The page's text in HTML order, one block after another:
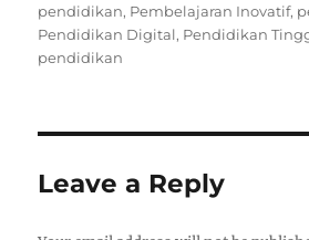
on
pendidikan, Pembelajaran Inovatif,
Pendidikan Digital, Pendidikan
pendidikan
Leave a Reply